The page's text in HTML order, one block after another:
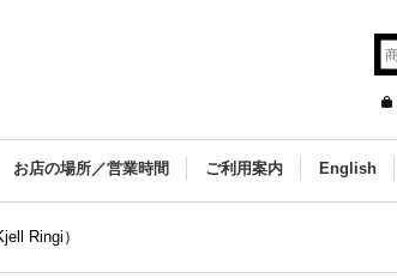
お店の場所／営業時間 ご利用案内 English
Ringi）